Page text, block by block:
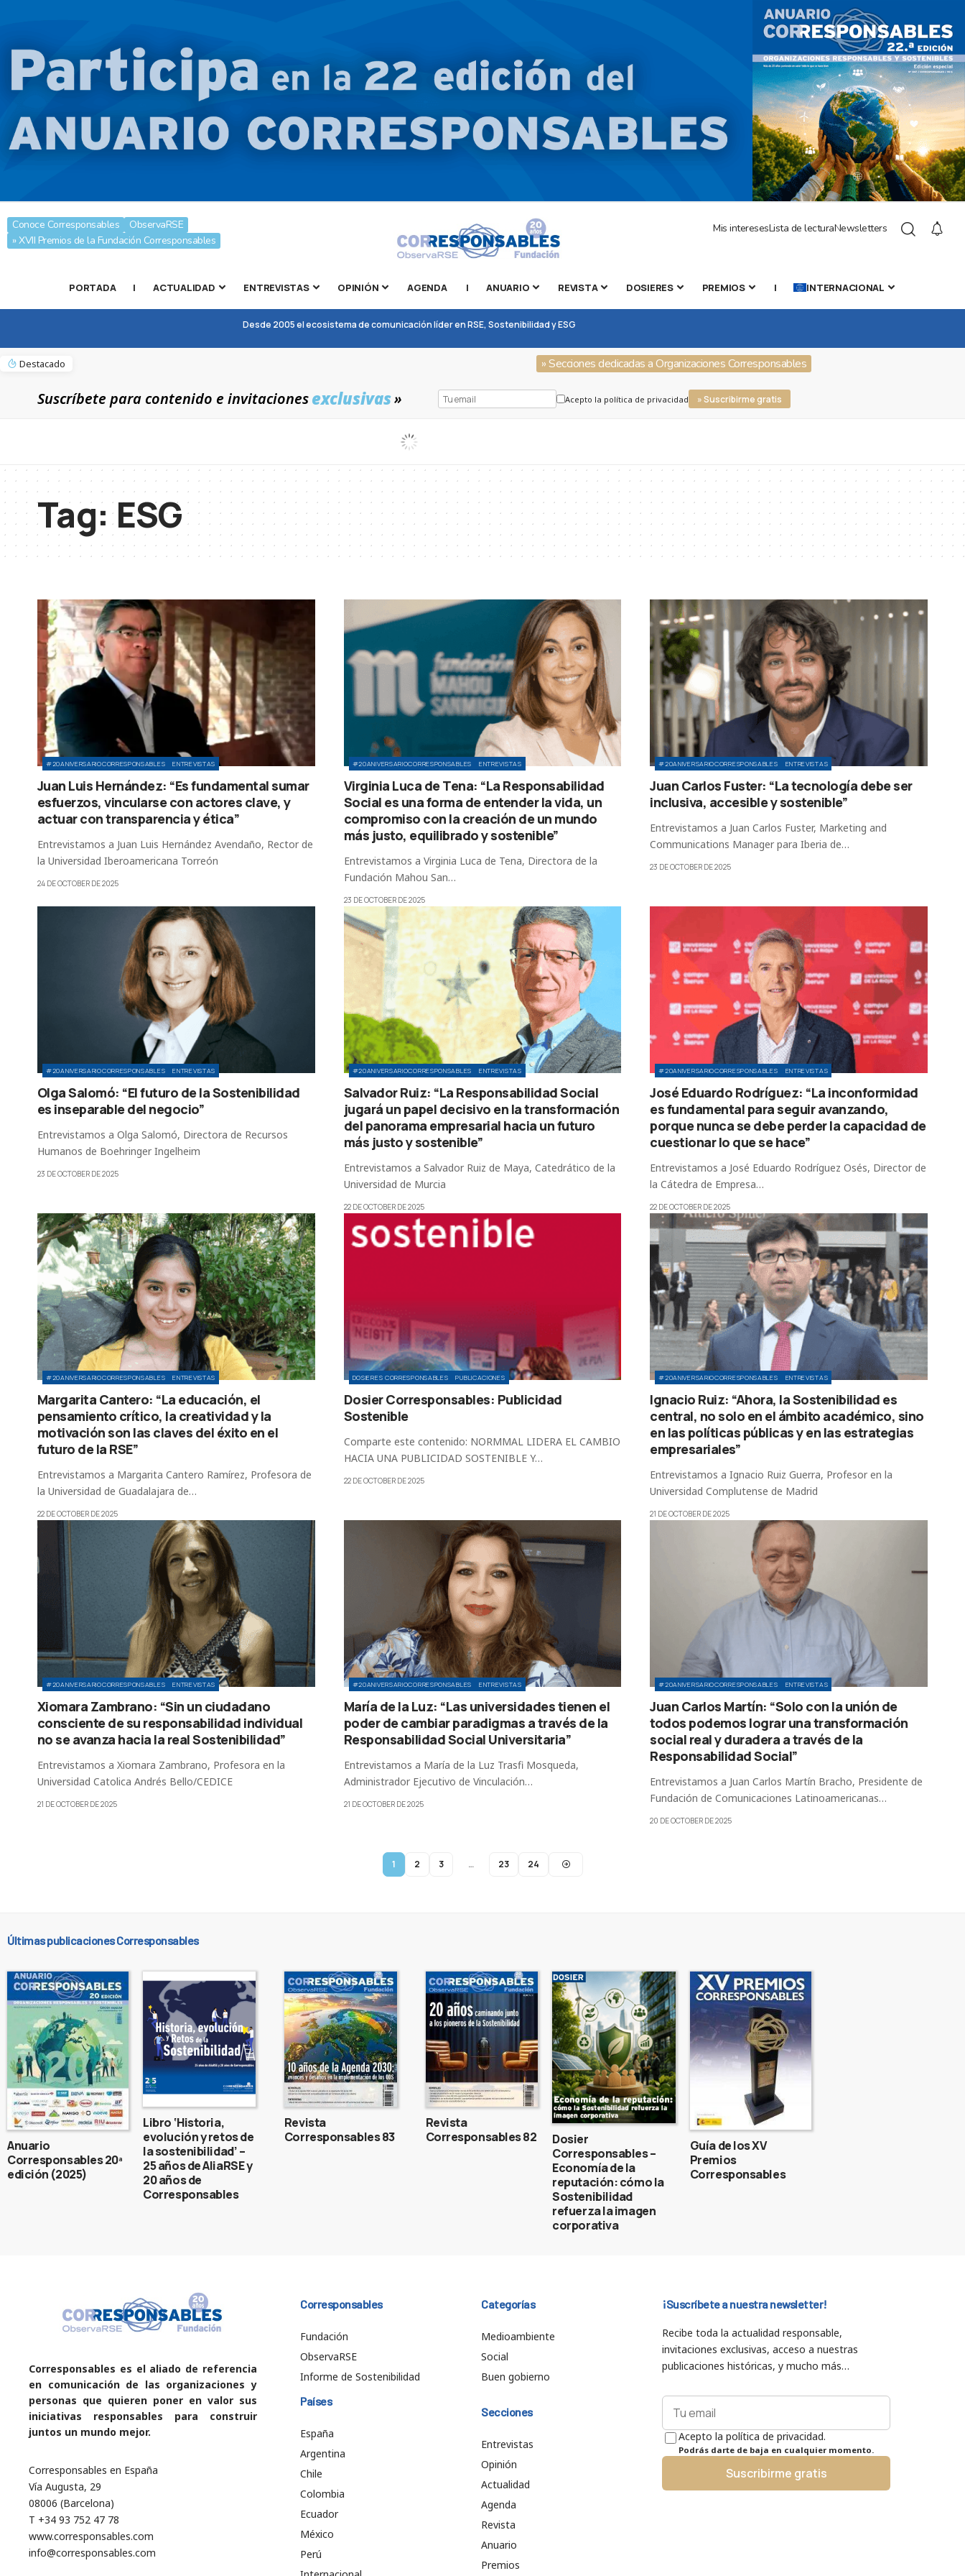
Conoce Corresponsables
ObservaRSE
» XVII Premios de la Fundación Corresponsables
Mis interesesLista de lecturaNewsletters
PORTADA | ACTUALIDAD ENTREVISTAS OPINIÓN AGENDA | ANUARIO REVISTA DOSIERES PREMIOS | INTERNACIONAL
Desde 2005 el ecosistema de comunicación líder en RSE, Sostenibilidad y ESG
Destacado » Secciones dedicadas a Organizaciones Corresponsables
Suscríbete para contenido e invitacionesexclusivas» Acepto la política de privacidad » Suscribirme gratis
Tag:ESG
#20ANIVERSARIOCORRESPONSABLES ENTREVISTAS
Juan Luis Hernández: “Es fundamental sumar
esfuerzos, vincularse con actores clave, y
actuar con transparencia y ética”
Entrevistamos a Juan Luis Hernández Avendaño, Rector de
la Universidad Iberoamericana Torreón
24 DE OCTOBER DE 2025
#20ANIVERSARIOCORRESPONSABLES ENTREVISTAS
Virginia Luca de Tena: “La Responsabilidad
Social es una forma de entender la vida, un
compromiso con la creación de un mundo
más justo, equilibrado y sostenible”
Entrevistamos a Virginia Luca de Tena, Directora de la
Fundación Mahou San…
23 DE OCTOBER DE 2025
#20ANIVERSARIOCORRESPONSABLES ENTREVISTAS
Juan Carlos Fuster: “La tecnología debe ser
inclusiva, accesible y sostenible”
Entrevistamos a Juan Carlos Fuster, Marketing and
Communications Manager para Iberia de…
23 DE OCTOBER DE 2025
#20ANIVERSARIOCORRESPONSABLES ENTREVISTAS
Olga Salomó: “El futuro de la Sostenibilidad
es inseparable del negocio”
Entrevistamos a Olga Salomó, Directora de Recursos
Humanos de Boehringer Ingelheim
23 DE OCTOBER DE 2025
#20ANIVERSARIOCORRESPONSABLES ENTREVISTAS
Salvador Ruiz: “La Responsabilidad Social
jugará un papel decisivo en la transformación
del panorama empresarial hacia un futuro
más justo y sostenible”
Entrevistamos a Salvador Ruiz de Maya, Catedrático de la
Universidad de Murcia
22 DE OCTOBER DE 2025
#20ANIVERSARIOCORRESPONSABLES ENTREVISTAS
José Eduardo Rodríguez: “La inconformidad
es fundamental para seguir avanzando,
porque nunca se debe perder la capacidad de
cuestionar lo que se hace”
Entrevistamos a José Eduardo Rodríguez Osés, Director de
la Cátedra de Empresa…
22 DE OCTOBER DE 2025
#20ANIVERSARIOCORRESPONSABLES ENTREVISTAS
Margarita Cantero: “La educación, el
pensamiento crítico, la creatividad y la
motivación son las claves del éxito en el
futuro de la RSE”
Entrevistamos a Margarita Cantero Ramírez, Profesora de
la Universidad de Guadalajara de…
22 DE OCTOBER DE 2025
DOSIERES CORRESPONSABLES PUBLICACIONES
Dosier Corresponsables: Publicidad
Sostenible
Comparte este contenido: NORMMAL LIDERA EL CAMBIO
HACIA UNA PUBLICIDAD SOSTENIBLE Y…
22 DE OCTOBER DE 2025
#20ANIVERSARIOCORRESPONSABLES ENTREVISTAS
Ignacio Ruiz: “Ahora, la Sostenibilidad es
central, no solo en el ámbito académico, sino
en las políticas públicas y en las estrategias
empresariales”
Entrevistamos a Ignacio Ruiz Guerra, Profesor en la
Universidad Complutense de Madrid
21 DE OCTOBER DE 2025
#20ANIVERSARIOCORRESPONSABLES ENTREVISTAS
Xiomara Zambrano: “Sin un ciudadano
consciente de su responsabilidad individual
no se avanza hacia la real Sostenibilidad”
Entrevistamos a Xiomara Zambrano, Profesora en la
Universidad Catolica Andrés Bello/CEDICE
21 DE OCTOBER DE 2025
#20ANIVERSARIOCORRESPONSABLES ENTREVISTAS
María de la Luz: “Las universidades tienen el
poder de cambiar paradigmas a través de la
Responsabilidad Social Universitaria”
Entrevistamos a María de la Luz Trasfi Mosqueda,
Administrador Ejecutivo de Vinculación…
21 DE OCTOBER DE 2025
#20ANIVERSARIOCORRESPONSABLES ENTREVISTAS
Juan Carlos Martín: “Solo con la unión de
todos podemos lograr una transformación
social real y duradera a través de la
Responsabilidad Social”
Entrevistamos a Juan Carlos Martín Bracho, Presidente de
Fundación de Comunicaciones Latinoamericanas…
20 DE OCTOBER DE 2025
1 2 3 … 23 24
Últimas publicaciones Corresponsables
Anuario
Corresponsables 20ª
edición (2025)
Libro ‘Historia,
evolución y retos de
la sostenibilidad’ –
25 años de AliaRSE y
20 años de
Corresponsables
Revista
Corresponsables 83
Revista
Corresponsables 82
Dosier
Corresponsables –
Economía de la
reputación: cómo la
Sostenibilidad
refuerza la imagen
corporativa
Guía de los XV
Premios
Corresponsables
Corresponsables es el aliado de referencia
en comunicación de las organizaciones y
personas que quieren poner en valor sus
iniciativas responsables para construir
juntos un mundo mejor.
Corresponsables en España
Vía Augusta, 29
08006 (Barcelona)
T +34 93 752 47 78
www.corresponsables.com
info@corresponsables.com
Corresponsables
Fundación
ObservaRSE
Informe de Sostenibilidad
Países
España
Argentina
Chile
Colombia
Ecuador
México
Perú
Categorías
Medioambiente
Social
Buen gobierno
Secciones
Entrevistas
Opinión
Actualidad
Agenda
Revista
Anuario
Premios
¡Suscríbete a nuestra newsletter!
Recibe toda la actualidad responsable,
invitaciones exclusivas, acceso a nuestras
publicaciones históricas, y mucho más…
Acepto la política de privacidad.
Podrás darte de baja en cualquier momento.
Suscribirme gratis